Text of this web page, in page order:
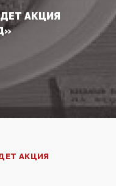
АКЦИЯ
АКЦИЯ